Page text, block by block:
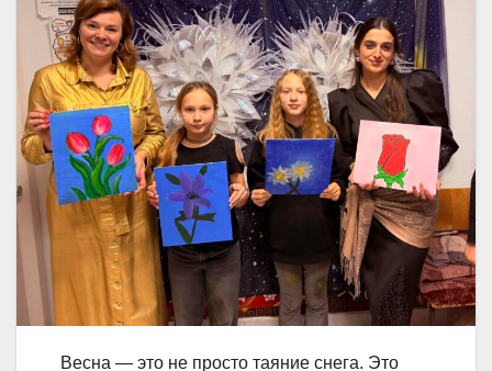
Весна — это не просто таяние снега. Это